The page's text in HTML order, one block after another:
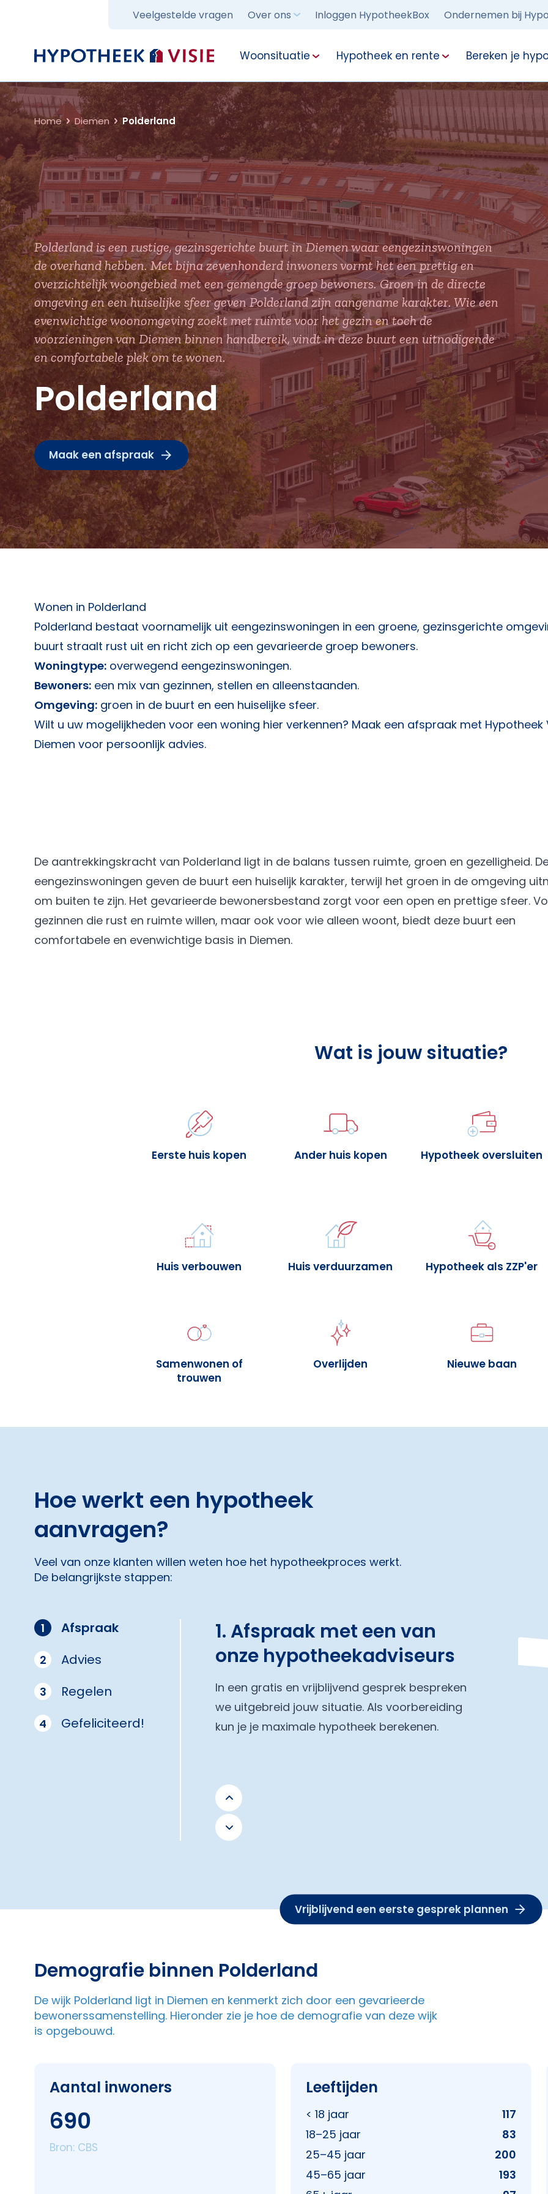
Veelgestelde vragen Over ons Inloggen HypotheekBox Ondernemen bij
Terug naar home Woonsituatie Hypotheek en rente Bereken je
Home Diemen Polderland
Polderland is een rustige, gezinsgerichte buurt in Diemen waar eengezinswoningen
de overhand hebben. Met bijna zevenhonderd inwoners vormt het een prettig en
overzichtelijk woongebied met een gemengde groep bewoners. Groen in de directe
omgeving en een huiselijke sfeer geven Polderland zijn aangename karakter. Wie een
evenwichtige woonomgeving zoekt met ruimte voor het gezin en toch de
voorzieningen van Diemen binnen handbereik, vindt in deze buurt een uitnodigende
en comfortabele plek om te wonen.
Polderland
Maak een afspraak
Wonen in Polderland
Polderland bestaat voornamelijk uit eengezinswoningen in een groene, gezinsgerichte
buurt straalt rust uit en richt zich op een gevarieerde groep bewoners.
Woningtype: overwegend eengezinswoningen.
Bewoners: een mix van gezinnen, stellen en alleenstaanden.
Omgeving: groen in de buurt en een huiselijke sfeer.
Wilt u uw mogelijkheden voor een woning hier verkennen? Maak een afspraak met Hypotheek
Diemen voor persoonlijk advies.
De aantrekkingskracht van Polderland ligt in de balans tussen ruimte, groen en gezelligheid.
eengezinswoningen geven de buurt een huiselijk karakter, terwijl het groen in de omgeving
om buiten te zijn. Het gevarieerde bewonersbestand zorgt voor een open en prettige sfeer.
gezinnen die rust en ruimte willen, maar ook voor wie alleen woont, biedt deze buurt een
comfortabele en evenwichtige basis in Diemen.
Wat is jouw situatie?
Eerste huis kopen Ander huis kopen Hypotheek oversluiten
Huis verbouwen Huis verduurzamen Hypotheek als ZZP'er
Samenwonen of
trouwen
Overlijden Nieuwe baan
Hoe werkt een hypotheek
aanvragen?
Veel van onze klanten willen weten hoe het hypotheekproces werkt.
De belangrijkste stappen:
1 Afspraak
2 Advies
3 Regelen
4 Gefeliciteerd!
1. Afspraak met een van
onze hypotheekadviseurs
In een gratis en vrijblijvend gesprek bespreken
we uitgebreid jouw situatie. Als voorbereiding
kun je je maximale hypotheek berekenen.
Vrijblijvend een eerste gesprek plannen
Demografie binnen Polderland
De wijk Polderland ligt in Diemen en kenmerkt zich door een gevarieerde
bewonerssamenstelling. Hieronder zie je hoe de demografie van deze wijk
is opgebouwd.
Aantal inwoners
690
Bron: CBS
Leeftijden
< 18 jaar
117
18–25 jaar
83
25–45 jaar
200
45–65 jaar
193